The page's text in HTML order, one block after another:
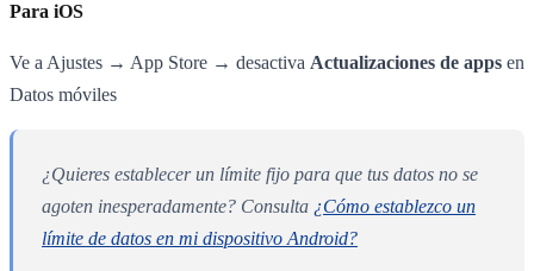
Para iOS
Ve a Ajustes → App Store → desactiva Actualizaciones de apps en
Datos móviles
¿Quieres establecer un límite fijo para que tus datos no se
agoten inesperadamente? Consulta ¿Cómo establezco un
límite de datos en mi dispositivo Android?